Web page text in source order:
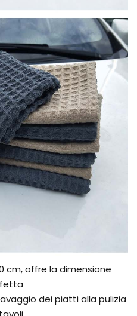
cm, offre la dimensione
dei piatti alla pulizia